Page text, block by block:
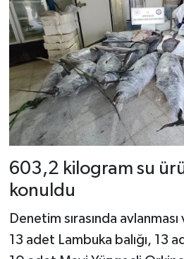
603,2 kilogram su
konuldu
Denetim sırasında avlanması
13 adet Lambuka balığı, 13